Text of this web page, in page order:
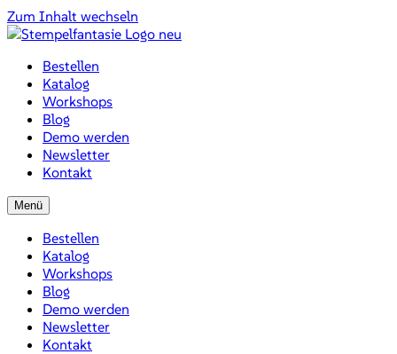
Zum Inhalt wechseln
Bestellen
Katalog
Workshops
Blog
Demo werden
Newsletter
Kontakt
Menü
Bestellen
Katalog
Workshops
Blog
Demo werden
Newsletter
Kontakt